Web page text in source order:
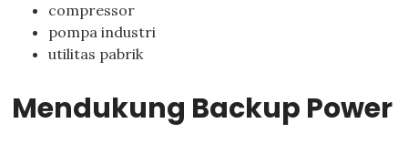
compressor
pompa industri
utilitas pabrik
Mendukung Backup Power